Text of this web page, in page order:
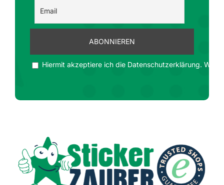
Hiermit akzeptiere ich die Datenschutzerklärung. Wir